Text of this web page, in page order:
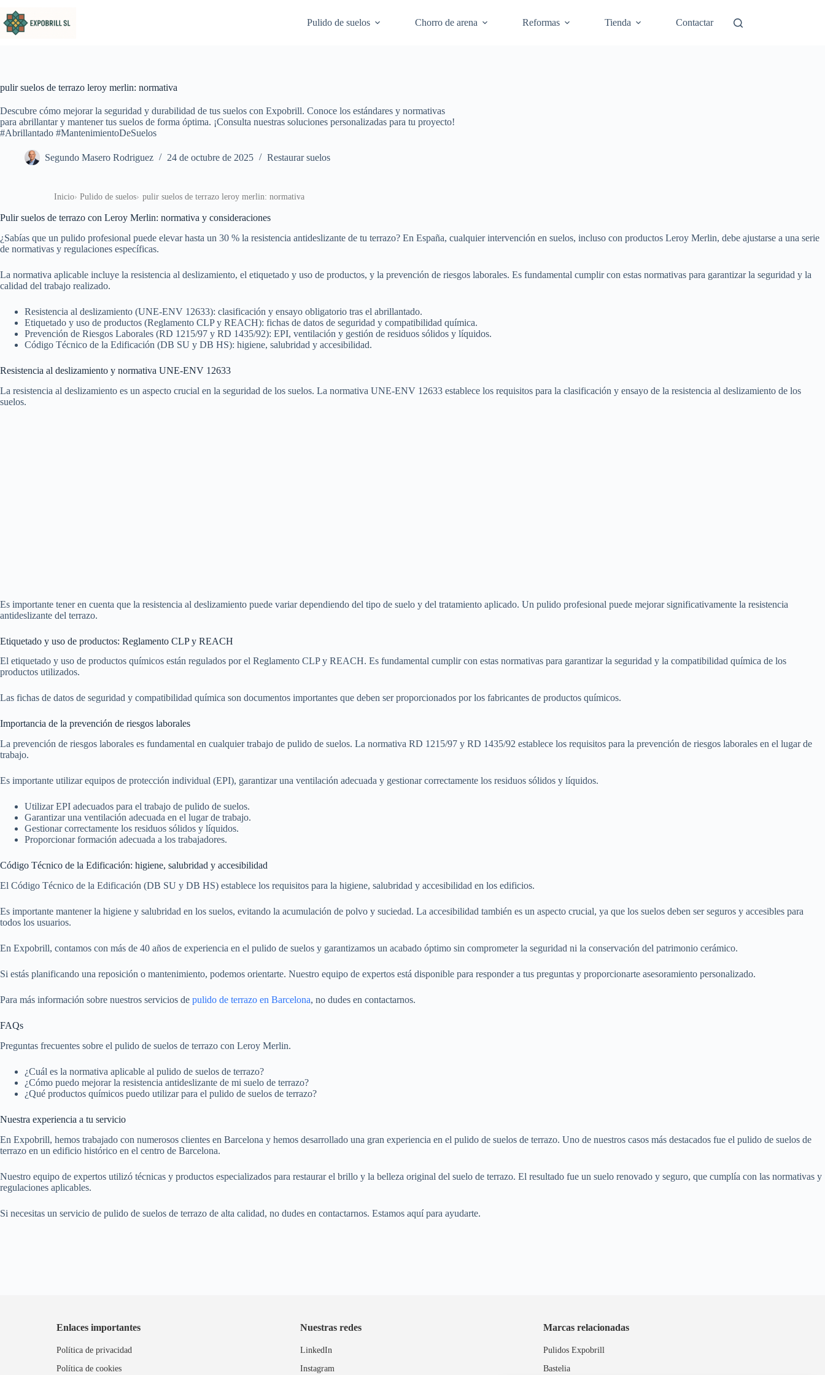
Pulido de suelos
Chorro de arena Reformas Tienda Contactar
pulir suelos de terrazo leroy merlin: normativa
Descubre cómo mejorar la seguridad y durabilidad de tus suelos con Expobrill. Conoce los estándares y normativas
para abrillantar y mantener tus suelos de forma óptima. ¡Consulta nuestras soluciones personalizadas para tu proyecto!
#Abrillantado #MantenimientoDeSuelos
Segundo Masero Rodriguez 24 de octubre de 2025 Restaurar suelos
Inicio Pulido de suelos pulir suelos de terrazo leroy merlin: normativa
Pulir suelos de terrazo con Leroy Merlin: normativa y consideraciones
¿Sabías que un pulido profesional puede elevar hasta un 30 % la resistencia antideslizante de tu terrazo? En España, cualquier intervención en suelos, incluso con productos Leroy Merlin, debe ajustarse a una serie
de normativas y regulaciones específicas.
La normativa aplicable incluye la resistencia al deslizamiento, el etiquetado y uso de productos, y la prevención de riesgos laborales. Es fundamental cumplir con estas normativas para garantizar la seguridad y la
calidad del trabajo realizado.
Resistencia al deslizamiento (UNE-ENV 12633): clasificación y ensayo obligatorio tras el abrillantado.
Etiquetado y uso de productos (Reglamento CLP y REACH): fichas de datos de seguridad y compatibilidad química.
Prevención de Riesgos Laborales (RD 1215/97 y RD 1435/92): EPI, ventilación y gestión de residuos sólidos y líquidos.
Código Técnico de la Edificación (DB SU y DB HS): higiene, salubridad y accesibilidad.
Resistencia al deslizamiento y normativa UNE-ENV 12633
La resistencia al deslizamiento es un aspecto crucial en la seguridad de los suelos. La normativa UNE-ENV 12633 establece los requisitos para la clasificación y ensayo de la resistencia al deslizamiento de los
suelos.
Es importante tener en cuenta que la resistencia al deslizamiento puede variar dependiendo del tipo de suelo y del tratamiento aplicado. Un pulido profesional puede mejorar significativamente la resistencia
antideslizante del terrazo.
Etiquetado y uso de productos: Reglamento CLP y REACH
El etiquetado y uso de productos químicos están regulados por el Reglamento CLP y REACH. Es fundamental cumplir con estas normativas para garantizar la seguridad y la compatibilidad química de los
productos utilizados.
Las fichas de datos de seguridad y compatibilidad química son documentos importantes que deben ser proporcionados por los fabricantes de productos químicos.
Importancia de la prevención de riesgos laborales
La prevención de riesgos laborales es fundamental en cualquier trabajo de pulido de suelos. La normativa RD 1215/97 y RD 1435/92 establece los requisitos para la prevención de riesgos laborales en el lugar de
trabajo.
Es importante utilizar equipos de protección individual (EPI), garantizar una ventilación adecuada y gestionar correctamente los residuos sólidos y líquidos.
Utilizar EPI adecuados para el trabajo de pulido de suelos.
Garantizar una ventilación adecuada en el lugar de trabajo.
Gestionar correctamente los residuos sólidos y líquidos.
Proporcionar formación adecuada a los trabajadores.
Código Técnico de la Edificación: higiene, salubridad y accesibilidad
El Código Técnico de la Edificación (DB SU y DB HS) establece los requisitos para la higiene, salubridad y accesibilidad en los edificios.
Es importante mantener la higiene y salubridad en los suelos, evitando la acumulación de polvo y suciedad. La accesibilidad también es un aspecto crucial, ya que los suelos deben ser seguros y accesibles para
todos los usuarios.
En Expobrill, contamos con más de 40 años de experiencia en el pulido de suelos y garantizamos un acabado óptimo sin comprometer la seguridad ni la conservación del patrimonio cerámico.
Si estás planificando una reposición o mantenimiento, podemos orientarte. Nuestro equipo de expertos está disponible para responder a tus preguntas y proporcionarte asesoramiento personalizado.
Para más información sobre nuestros servicios de pulido de terrazo en Barcelona, no dudes en contactarnos.
FAQs
Preguntas frecuentes sobre el pulido de suelos de terrazo con Leroy Merlin.
¿Cuál es la normativa aplicable al pulido de suelos de terrazo?
¿Cómo puedo mejorar la resistencia antideslizante de mi suelo de terrazo?
¿Qué productos químicos puedo utilizar para el pulido de suelos de terrazo?
Nuestra experiencia a tu servicio
En Expobrill, hemos trabajado con numerosos clientes en Barcelona y hemos desarrollado una gran experiencia en el pulido de suelos de terrazo. Uno de nuestros casos más destacados fue el pulido de suelos de
terrazo en un edificio histórico en el centro de Barcelona.
Nuestro equipo de expertos utilizó técnicas y productos especializados para restaurar el brillo y la belleza original del suelo de terrazo. El resultado fue un suelo renovado y seguro, que cumplía con las normativas y
regulaciones aplicables.
Si necesitas un servicio de pulido de suelos de terrazo de alta calidad, no dudes en contactarnos. Estamos aquí para ayudarte.
Enlaces importantes
Política de privacidad
Política de cookies
Nuestras redes
LinkedIn
Instagram
Marcas relacionadas
Pulidos Expobrill
Bastelia